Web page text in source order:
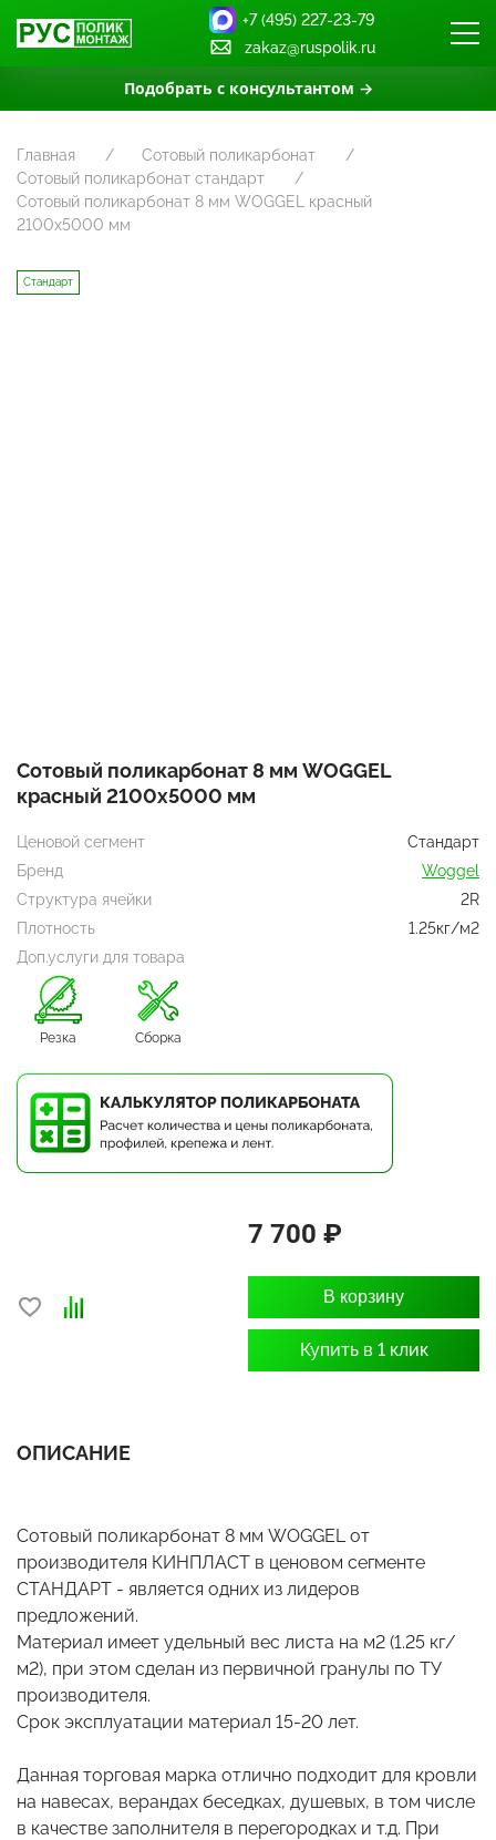
Подобрать с консультантом →
+7 (495) 227-23-79
zakaz@ruspolik.ru
Главная
Сотовый поликарбонат
Сотовый поликарбонат стандарт
Сотовый поликарбонат 8 мм WOGGEL красный
2100х5000 мм
Стандарт
Сотовый поликарбонат 8 мм WOGGEL
красный 2100х5000 мм
Ценовой сегмент
Стандарт
Бренд
Woggel
Структура ячейки
2R
Плотность
1.25кг/м2
Доп.услуги для товара
Резка Сборка
7 700 ₽
В корзину
Купить в 1 клик
ОПИСАНИЕ
Сотовый поликарбонат 8 мм WOGGEL от
производителя КИНПЛАСТ в ценовом сегменте
СТАНДАРТ - является одних из лидеров
предложений.
Материал имеет удельный вес листа на м2 (1.25 кг/
м2), при этом сделан из первичной гранулы по ТУ
производителя.
Срок эксплуатации материал 15-20 лет.
Данная торговая марка отлично подходит для кровли
на навесах, верандах беседках, душевых, в том числе
в качестве заполнителя в перегородках и т.д. При